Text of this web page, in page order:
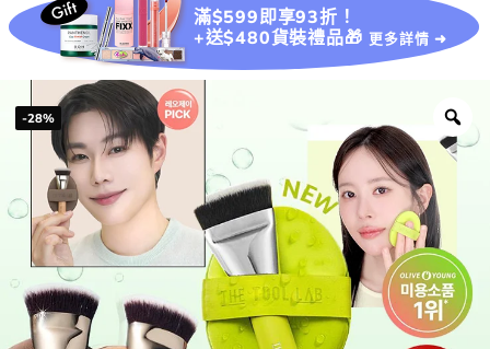
滿$599即享93折！
+送$480貨裝禮品🎁 更多詳情 ➜
-28%